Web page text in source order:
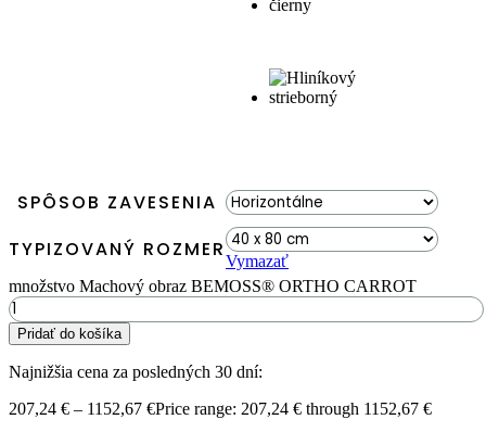
SPÔSOB ZAVESENIA
TYPIZOVANÝ ROZMERVymazať
množstvo Machový obraz BEMOSS® ORTHO CARROT
Pridať do košíka
Najnižšia cena za posledných 30 dní:
207,24 € – 1152,67 €Price range: 207,24 € through 1152,67 €